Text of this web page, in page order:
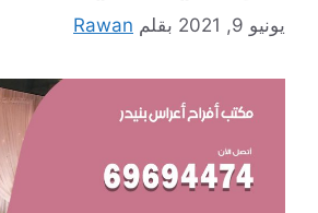
يونيو 9, 2021 بقلم Rawan